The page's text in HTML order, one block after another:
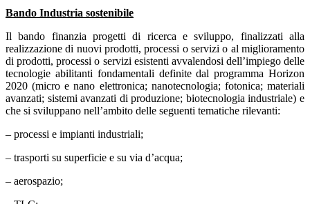
Bando Industria sostenibile
Il bando finanzia progetti di ricerca e sviluppo, finalizzati alla
realizzazione di nuovi prodotti, processi o servizi o al miglioramento
di prodotti, processi o servizi esistenti avvalendosi dell’impiego delle
tecnologie abilitanti fondamentali definite dal programma Horizon
2020 (micro e nano elettronica; nanotecnologia; fotonica; materiali
avanzati; sistemi avanzati di produzione; biotecnologia industriale) e
che si sviluppano nell’ambito delle seguenti tematiche rilevanti:
– processi e impianti industriali;
– trasporti su superficie e su via d’acqua;
– aerospazio;